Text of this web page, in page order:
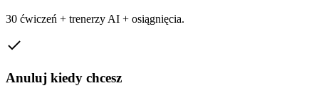
30 ćwiczeń + trenerzy AI + osiągnięcia.
Anuluj kiedy chcesz